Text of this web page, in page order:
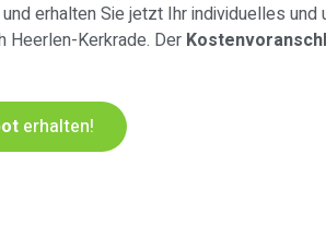
erhalten Sie jetzt Ihr individuelles und
Heerlen-Kerkrade. Der
erhalten!